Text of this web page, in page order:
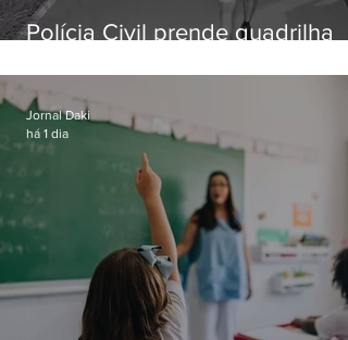
Polícia Civil prende quadrilha
residências de luxo no Rio
Jornal Daki
há 1 dia